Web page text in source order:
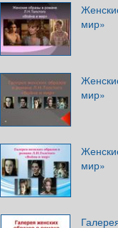
мир»
мир»
мир»